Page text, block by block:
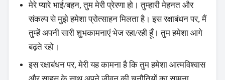
मेरे प्यारे भाई/बहन, तुम मेरी प्रेरणा हो। तुम्हारी मेहनत और
संकल्प से मुझे हमेशा प्रोत्साहन मिलता है। इस रक्षाबंधन पर, मैं
तुम्हें अपनी सारी शुभकामनाएं भेज रहा/रही हूँ। तुम हमेशा आगे
बढ़ते रहो।
इस रक्षाबंधन पर, मेरी यह कामना है कि तुम हमेशा आत्मविश्वास